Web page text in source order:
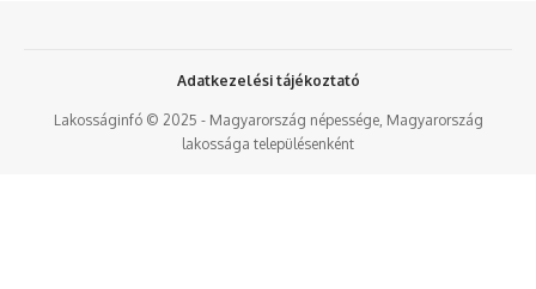
Lakosságinfó © 2025 - Magyarország népessége, Magyarország
lakossága településenként
Adatkezelési tájékoztató